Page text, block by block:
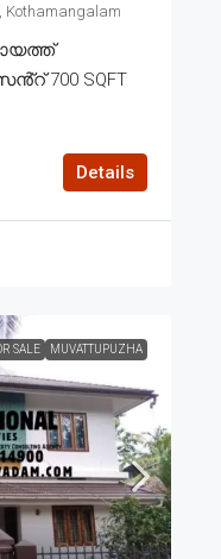
Kothamangalam
700 SQFT
Details
SALE MUVATTUPUZHA